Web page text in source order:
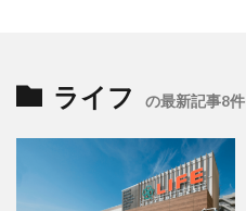
ライフ の最新記事8件